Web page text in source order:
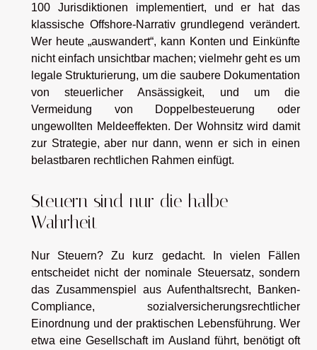
100 Jurisdiktionen implementiert, und er hat das
klassische Offshore-Narrativ grundlegend verändert.
Wer heute „auswandert“, kann Konten und Einkünfte
nicht einfach unsichtbar machen; vielmehr geht es um
legale Strukturierung, um die saubere Dokumentation
von steuerlicher Ansässigkeit, und um die
Vermeidung von Doppelbesteuerung oder
ungewollten Meldeeffekten. Der Wohnsitz wird damit
zur Strategie, aber nur dann, wenn er sich in einen
belastbaren rechtlichen Rahmen einfügt.
Steuern sind nur die halbe
Wahrheit
Nur Steuern? Zu kurz gedacht. In vielen Fällen
entscheidet nicht der nominale Steuersatz, sondern
das Zusammenspiel aus Aufenthaltsrecht, Banken-
Compliance, sozialversicherungsrechtlicher
Einordnung und der praktischen Lebensführung. Wer
etwa eine Gesellschaft im Ausland führt, benötigt oft